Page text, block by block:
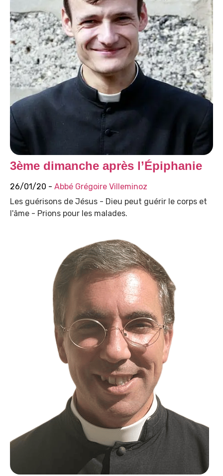
3ème dimanche après l’Épiphanie
26/01/20 - Abbé Grégoire Villeminoz
Les guérisons de Jésus - Dieu peut guérir le corps et
l'âme - Prions pour les malades.